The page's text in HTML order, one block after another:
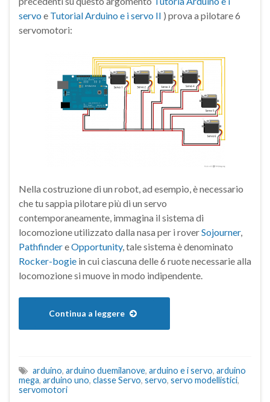
servo e Tutorial Arduino e i servo II ) prova a pilotare 6
servomotori:
Nella costruzione di un robot, ad esempio, è necessario
che tu sappia pilotare più di un servo
contemporaneamente, immagina il sistema di
locomozione utilizzato dalla nasa per i roverSojourner,
PathfindereOpportunity, tale sistema è denominato
Rocker-bogie in cui ciascuna delle 6 ruote necessarie alla
locomozione si muove in modo indipendente.
Continua a leggere
arduino, arduino duemilanove, arduino e i servo, arduino
mega, arduino uno, classe Servo, servo, servo modellistici,
servomotori